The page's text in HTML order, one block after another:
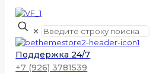
✕
Поддержка 24/7
+7 (926) 3781539